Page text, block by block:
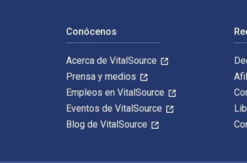
Conócenos
Acerca de VitalSource
Prensa y medios
Empleos en VitalSource
Eventos de VitalSource
Blog de VitalSource